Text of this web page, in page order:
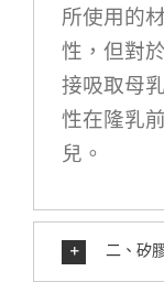
所使用的
性，但對
接吸取母
性在隆乳
兒。
二、矽